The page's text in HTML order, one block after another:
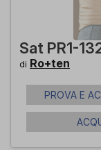
Sat PR1-
di Ro+ten
PROVA E